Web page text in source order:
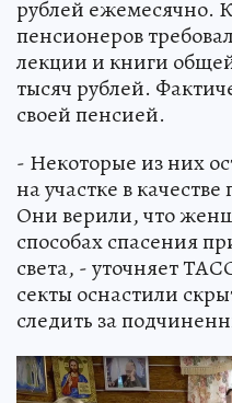
рублей ежемесячно.
пенсионеров
лекции и книги
тысяч рублей.
своей пенсией.
- Некоторые из них
на участке в
Они верили, что
способах спасения
света, - уточняет
секты оснастили
следить за